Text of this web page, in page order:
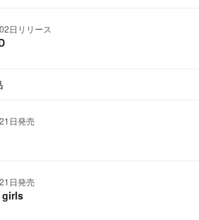
日リリース
日発売
日発売
girls